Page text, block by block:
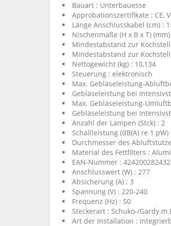
Bauart : Unterbauesse
Approbationszertifikate : CE,
Länge Anschlusskabel (cm) :
Nischenmaße (H x B x T)
Mindestabstand zur
Mindestabstand zur
Nettogewicht (kg) : 10,134
Steuerung : elektronisch
Max. Gebläseleistung-
Gebläseleistung bei
Max. Gebläseleistung-
Gebläseleistung bei
Anzahl der Lampen (Stck) : 2
Schallleistung (dB(A) re 1 pW)
Durchmesser des
Material des Fettfilters :
EAN-Nummer :
Anschlusswert (W) : 277
Absicherung (A) : 3
Spannung (V) : 220-240
Frequenz (Hz) : 50
Steckerart : Schuko-/
Art der Installation :